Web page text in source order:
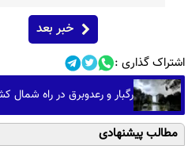
خبر بعد
اشتراک گذاری :
رگبار و رعدوبرق در راه
مطالب پیشنهادی